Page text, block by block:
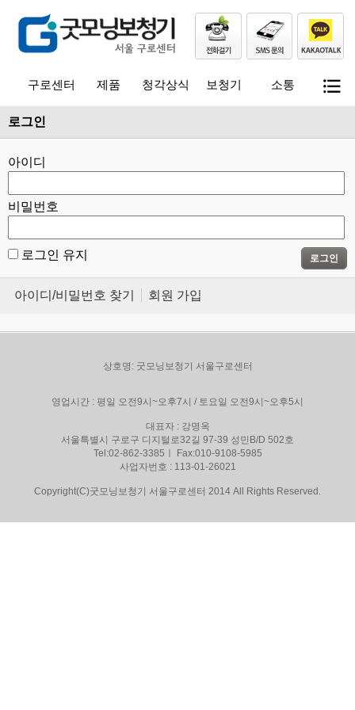
구로센터 제품 청각상식 보청기 소통
로그인
아이디
비밀번호
로그인 유지 로그인
아이디/비밀번호 찾기 회원 가입
상호명: 굿모닝보청기 서울구로센터
영업시간 : 평일 오전9시~오후7시 / 토요일 오전9시~오후5시
대표자 : 강명옥
서울특별시 구로구 디지털로32길 97-39 성민B/D 502호
Tel:02-862-3385ㅣ Fax:010-9108-5985
사업자번호 : 113-01-26021
Copyright(C)굿모닝보청기 서울구로센터 2014 All Rights Reserved.